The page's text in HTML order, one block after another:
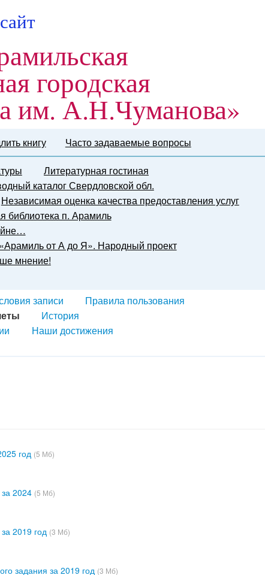
городская
им. А.Н.Чуманова»
книгу Часто задаваемые вопросы
Литературная гостиная
каталог Свердловской обл.
Независимая оценка качества предоставления услуг
библиотека п. Арамиль
«Арамиль от А до Я». Народный проект
мнение!
записи
Правила пользования
История
Наши достижения
год (5 Мб)
за 2024 (5 Мб)
2019 год (3 Мб)
задания за 2019 год (3 Мб)